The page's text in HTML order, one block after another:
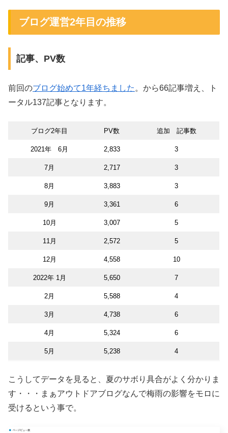
ブログ運営2年目の推移
記事、PV数
前回のブログ始めて1年経ちました。から66記事増え、ト
ータル137記事となります。
ブログ2年目 PV数 追加 記事数
2021年 6月 2,833 3
7月 2,717 3
8月 3,883 3
9月 3,361 6
10月 3,007 5
11月 2,572 5
12月 4,558 10
2022年 1月 5,650 7
2月 5,588 4
3月 4,738 6
4月 5,324 6
5月 5,238 4
こうしてデータを見ると、夏のサボり具合がよく分かりま
す・・・まぁアウトドアブログなんで梅雨の影響をモロに
受けるという事で。